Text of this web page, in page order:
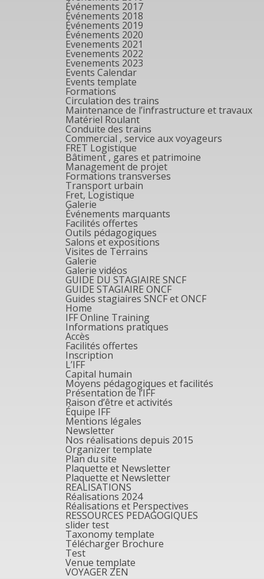
Événements 2017
Événements 2018
Événements 2019
Événements 2020
Evenements 2021
Evenements 2022
Evenements 2023
Events Calendar
Events template
Formations
Circulation des trains
Maintenance de l’infrastructure et travaux
Matériel Roulant
Conduite des trains
Commercial , service aux voyageurs
FRET Logistique
Bâtiment , gares et patrimoine
Management de projet
Formations transverses
Transport urbain
Fret, Logistique
Galerie
Événements marquants
Facilités offertes
Outils pédagogiques
Salons et expositions
Visites de Terrains
Galerie
Galerie vidéos
GUIDE DU STAGIAIRE SNCF
GUIDE STAGIAIRE ONCF
Guides stagiaires SNCF et ONCF
Home
IFF Online Training
Informations pratiques
Accès
Facilités offertes
Inscription
L’IFF
Capital humain
Moyens pédagogiques et facilités
Présentation de l’IFF
Raison d’être et activités
Équipe IFF
Mentions légales
Newsletter
Nos réalisations depuis 2015
Organizer template
Plan du site
Plaquette et Newsletter
Plaquette et Newsletter
REALISATIONS
Réalisations 2024
Réalisations et Perspectives
RESSOURCES PEDAGOGIQUES
slider test
Taxonomy template
Télécharger Brochure
Test
Venue template
VOYAGER ZEN